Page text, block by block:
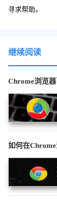
寻求帮助。
继续阅读
Chrome浏览
如何在